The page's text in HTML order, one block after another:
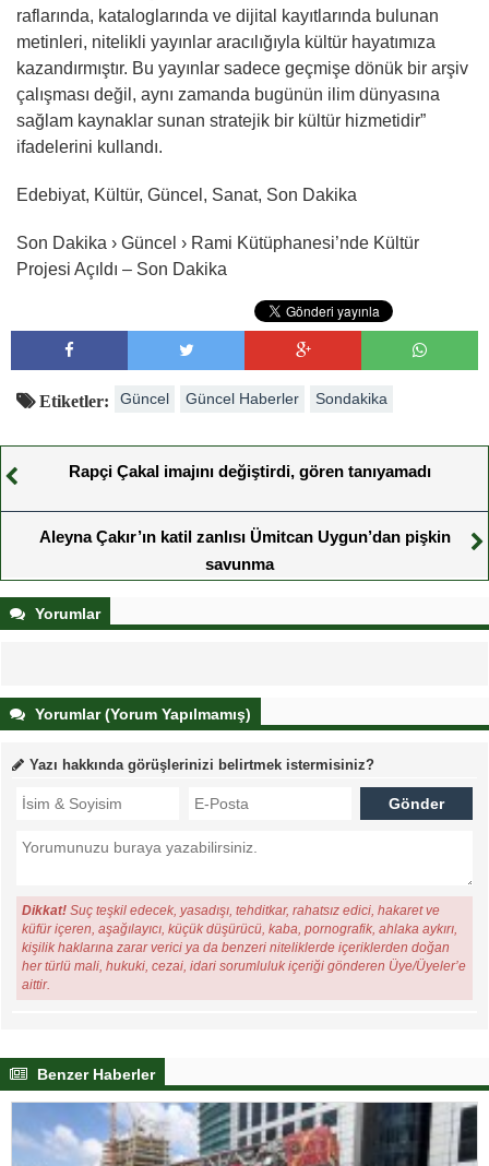
raflarında, kataloglarında ve dijital kayıtlarında bulunan
metinleri, nitelikli yayınlar aracılığıyla kültür hayatımıza
kazandırmıştır. Bu yayınlar sadece geçmişe dönük bir arşiv
çalışması değil, aynı zamanda bugünün ilim dünyasına
sağlam kaynaklar sunan stratejik bir kültür hizmetidir”
ifadelerini kullandı.
Edebiyat, Kültür, Güncel, Sanat, Son Dakika
Son Dakika › Güncel › Rami Kütüphanesi’nde Kültür
Projesi Açıldı – Son Dakika
Etiketler: Güncel Güncel Haberler Sondakika
Rapçi Çakal imajını değiştirdi, gören tanıyamadı
Aleyna Çakır’ın katil zanlısı Ümitcan Uygun’dan pişkin
savunma
Yorumlar
Yorumlar (Yorum Yapılmamış)
Yazı hakkında görüşlerinizi belirtmek istermisiniz?
Dikkat! Suç teşkil edecek, yasadışı, tehditkar, rahatsız edici, hakaret ve
küfür içeren, aşağılayıcı, küçük düşürücü, kaba, pornografik, ahlaka aykırı,
kişilik haklarına zarar verici ya da benzeri niteliklerde içeriklerden doğan
her türlü mali, hukuki, cezai, idari sorumluluk içeriği gönderen Üye/Üyeler’e
aittir.
Benzer Haberler